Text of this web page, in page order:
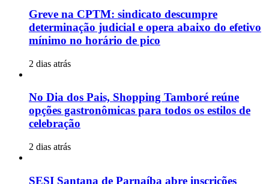
Greve na CPTM: sindicato descumpre
determinação judicial e opera abaixo do efetivo
mínimo no horário de pico
2 dias atrás
No Dia dos Pais, Shopping Tamboré reúne
opções gastronômicas para todos os estilos de
celebração
2 dias atrás
SESI Santana de Parnaíba abre inscrições